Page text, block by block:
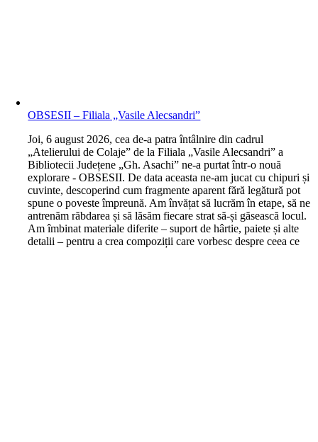
OBSESII – Filiala „Vasile Alecsandri”
Joi, 6 august 2026, cea de-a patra întâlnire din cadrul
„Atelierului de Colaje” de la Filiala „Vasile Alecsandri” a
Bibliotecii Județene „Gh. Asachi” ne-a purtat într-o nouă
explorare - OBSESII. De data aceasta ne-am jucat cu chipuri și
cuvinte, descoperind cum fragmente aparent fără legătură pot
spune o poveste împreună. Am învățat să lucrăm în etape, să ne
antrenăm răbdarea și să lăsăm fiecare strat să-și găsească locul.
Am îmbinat materiale diferite – suport de hârtie, paiete și alte
detalii – pentru a crea compoziții care vorbesc despre ceea ce